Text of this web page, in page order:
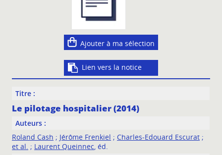
Ajouter à ma sélection
Lien vers la notice
Titre :
Le pilotage hospitalier (2014)
Auteurs :
Roland Cash ; Jérôme Frenkiel ; Charles-Edouard Escurat ;
et al. ; Laurent Queinnec, éd.